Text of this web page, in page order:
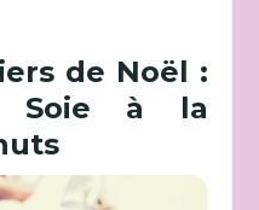
de Noël :
Soie à la